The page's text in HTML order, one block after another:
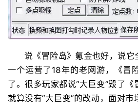
说《冒险岛》氪金也好，说它
一个运营了18年的老网游，《冒
了。很多玩家都说“大巨变”毁了
就算没有“大巨变”的改动，面对